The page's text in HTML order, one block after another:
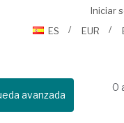
Iniciar
ES
EUR
avanzada
0